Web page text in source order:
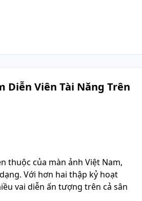
Diễn Viên Tài Năng Trên
thuộc của màn ảnh Việt Nam,
Với hơn hai thập kỷ hoạt
vai diễn ấn tượng trên cả sân